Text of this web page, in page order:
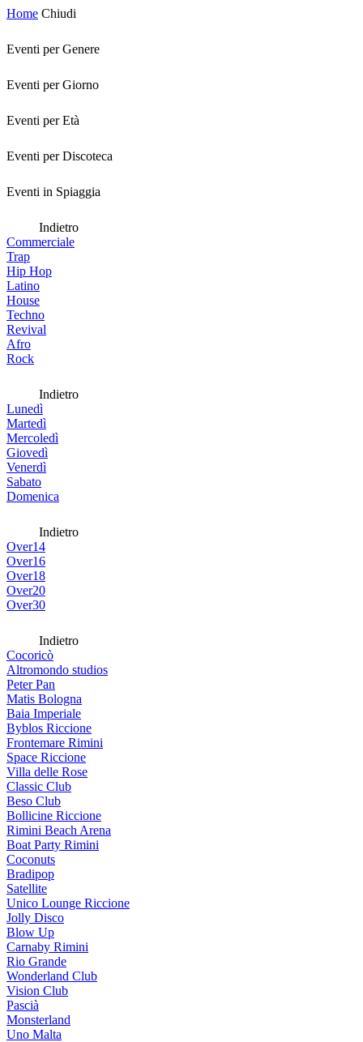
Home Chiudi
Eventi per Genere
Eventi per Giorno
Eventi per Età
Eventi per Discoteca
Eventi in Spiaggia
Indietro
Commerciale
Trap
Hip Hop
Latino
House
Techno
Revival
Afro
Rock
Indietro
Lunedì
Martedì
Mercoledì
Giovedì
Venerdì
Sabato
Domenica
Indietro
Over14
Over16
Over18
Over20
Over30
Indietro
Cocoricò
Altromondo studios
Peter Pan
Matis Bologna
Baia Imperiale
Byblos Riccione
Frontemare Rimini
Space Riccione
Villa delle Rose
Classic Club
Beso Club
Bollicine Riccione
Rimini Beach Arena
Boat Party Rimini
Coconuts
Bradipop
Satellite
Unico Lounge Riccione
Jolly Disco
Blow Up
Carnaby Rimini
Rio Grande
Wonderland Club
Vision Club
Pascià
Monsterland
Uno Malta